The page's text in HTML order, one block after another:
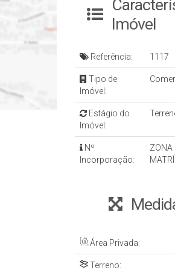
Imóvel
Referência: 1117
Tipo de
Imóvel:
Estágio do
Imóvel:
Nº
Incorporação:
ZONA
Área Privada:
Terreno: